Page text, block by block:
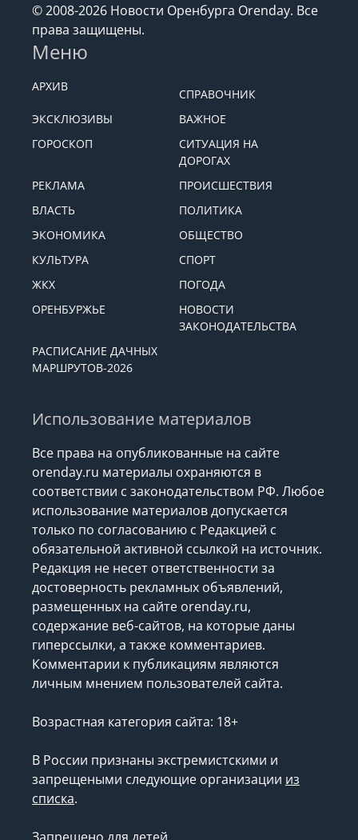
© 2008-2026 Новости Оренбурга Orenday. Все
права защищены.
Меню
АРХИВ
СПРАВОЧНИК
ЭКСКЛЮЗИВЫ
ВАЖНОЕ
ГОРОСКОП
СИТУАЦИЯ НА
ДОРОГАХ
РЕКЛАМА
ПРОИСШЕСТВИЯ
ВЛАСТЬ
ПОЛИТИКА
ЭКОНОМИКА
ОБЩЕСТВО
КУЛЬТУРА
СПОРТ
ЖКХ
ПОГОДА
ОРЕНБУРЖЬЕ
НОВОСТИ
ЗАКОНОДАТЕЛЬСТВА
РАСПИСАНИЕ ДАЧНЫХ
МАРШРУТОВ-2026
Использование материалов
Все права на опубликованные на сайте
orenday.ru материалы охраняются в
соответствии с законодательством РФ. Любое
использование материалов допускается
только по согласованию с Редакцией с
обязательной активной ссылкой на источник.
Редакция не несет ответственности за
достоверность рекламных объявлений,
размещенных на сайте orenday.ru,
содержание веб-сайтов, на которые даны
гиперссылки, а также комментариев.
Комментарии к публикациям являются
личным мнением пользователей сайта.
Возрастная категория сайта: 18+
В России признаны экстремистскими и
запрещеными следующие организации из
списка.